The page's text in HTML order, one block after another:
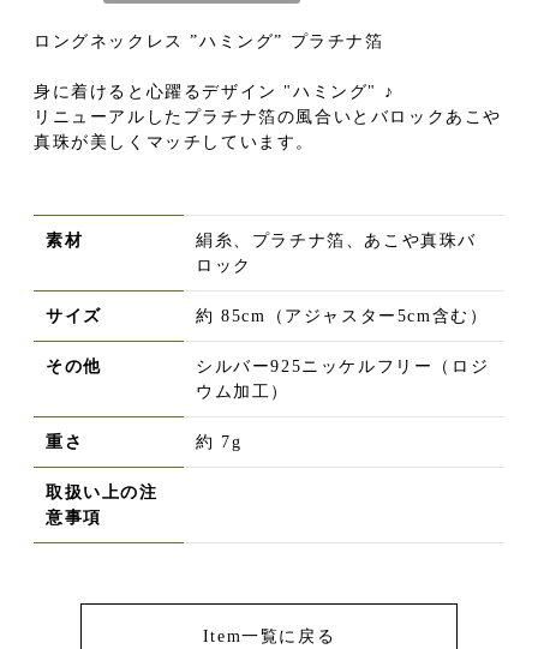
ロングネックレス ”ハミング” プラチナ箔
身に着けると心躍るデザイン "ハミング" ♪
リニューアルしたプラチナ箔の風合いとバロックあこや
真珠が美しくマッチしています。
素材
絹糸、プラチナ箔、あこや真珠バ
ロック
サイズ 約 85cm（アジャスター5cm含む）
その他
シルバー925ニッケルフリー（ロジ
ウム加工）
重さ 約 7g
取扱い上の注
意事項
Item一覧に戻る